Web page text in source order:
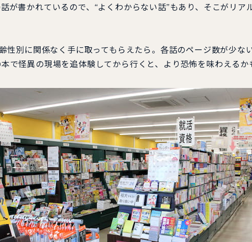
が書かれているので、“よくわからない話”もあり、そこがリア
別に関係なく手に取ってもらえたら。各話のページ数が少な
で怪異の現場を追体験してから行くと、より恐怖を味わえるか